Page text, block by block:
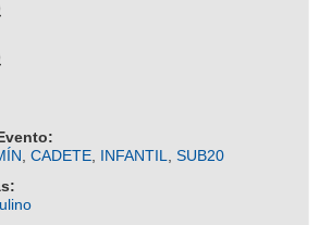
,CADETE, INFANTIL,SUB20